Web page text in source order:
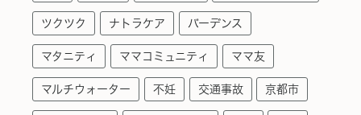
ツクツク ナトラケア バーデンス
マタニティ ママコミュニティ ママ友
マルチウォーター 不妊 交通事故 京都市